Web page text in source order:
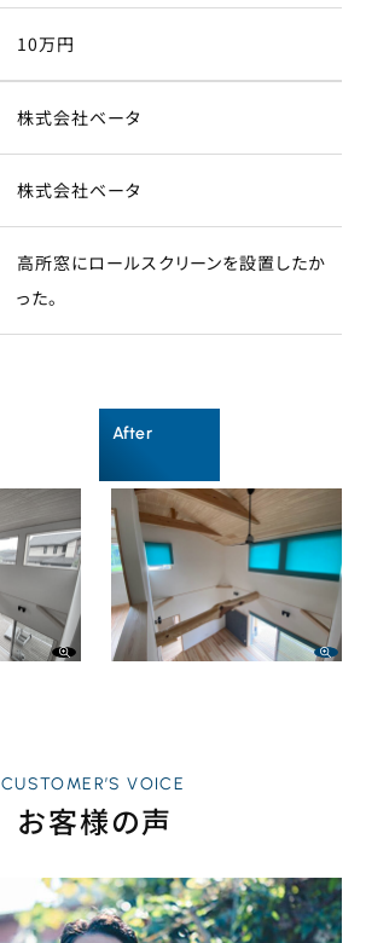
10万円
株式会社ベータ
株式会社ベータ
高所窓にロールスクリーンを設置したか
った。
CUSTOMER’S VOICE
お客様の声